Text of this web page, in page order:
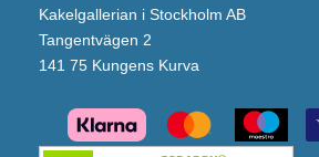
Kakelgallerian i Stockholm AB
Tangentvägen 2
141 75 Kungens Kurva